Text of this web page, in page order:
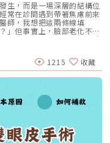
生，而是一場深層的結構位
常在診間遇到帶著焦慮前來
師，我想把這兩條線填
」但事實上，臉部老化不是
而淺的連鎖反應。我們常看
角。在表層皮膚之下，更關
脂肪墊的向下位移、SMAS
收微縮。當這些深層的「鋼
緊實皮膚」或「容積加熱」
要更精準、更有力的工具來
理性的結構支撐，將位移的
礎：醫療級的安全承諾在
底線。許多愛美的人聽到
否會產生排斥？秘線拉提
，聚對二氧環己
手術中已安全使用數十年的
1215 收藏